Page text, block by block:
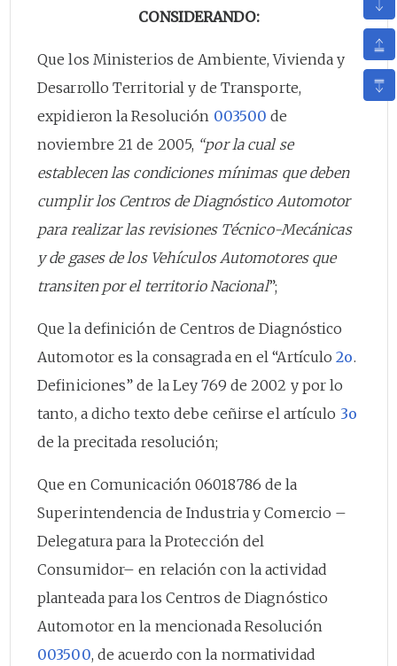
CONSIDERANDO:
Que los Ministerios de Ambiente, Vivienda y
Desarrollo Territorial y de Transporte,
expidieron la Resolución 003500 de
noviembre 21 de 2005, “por la cual se
establecen las condiciones mínimas que deben
cumplir los Centros de Diagnóstico Automotor
para realizar las revisiones Técnico-Mecánicas
y de gases de los Vehículos Automotores que
transiten por el territorio Nacional”;
Que la definición de Centros de Diagnóstico
Automotor es la consagrada en el “Artículo2o.
Definiciones” de la Ley 769 de 2002 y por lo
tanto, a dicho texto debe ceñirse el artículo 3o
de la precitada resolución;
Que en Comunicación 06018786 de la
Superintendencia de Industria y Comercio –
Delegatura para la Protección del
Consumidor– en relación con la actividad
planteada para los Centros de Diagnóstico
Automotor en la mencionada Resolución
003500, de acuerdo con la normatividad